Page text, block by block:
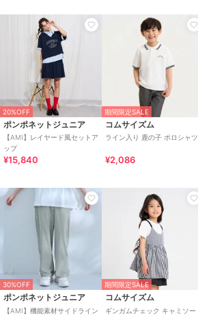
20%OFF
ポンポネットジュニア
【AMI】レイヤード風セットア
ップ
¥15,840
期間限定SALE
コムサイズム
ライン入り 鹿の子 ポロシャツ
¥2,086
30%OFF
ポンポネットジュニア
【AMI】機能素材サイドライン
期間限定SALE
コムサイズム
ギンガムチェック キャミソー